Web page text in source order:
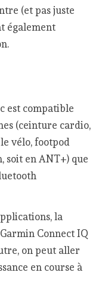
(et pas juste
également
est compatible
(ceinture cardio,
vélo, footpod
soit en ANT+) que
la
Connect IQ
on peut aller
en course à